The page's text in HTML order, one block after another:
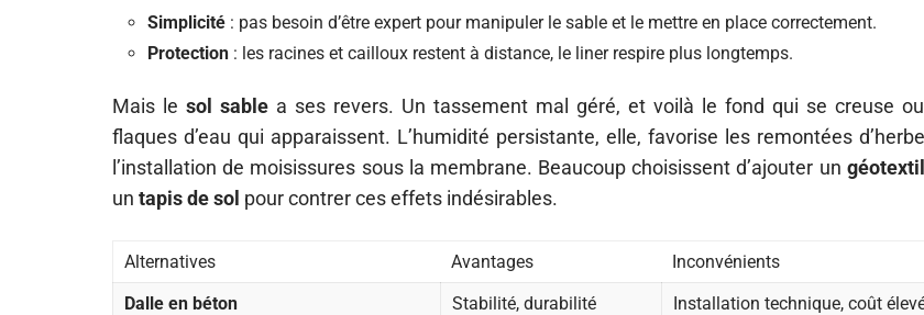
Simplicité : pas besoin d’être expert pour manipuler le sable et le mettre en place correctement.
Protection : les racines et cailloux restent à distance, le liner respire plus longtemps.
Mais le sol sable a ses revers. Un tassement mal géré, et voilà le fond qui se creuse
flaques d’eau qui apparaissent. L’humidité persistante, elle, favorise les remontées
l’installation de moisissures sous la membrane. Beaucoup choisissent d’ajouter un
un tapis de sol pour contrer ces effets indésirables.
Alternatives Avantages
Inconvénients
Dalle en béton
Stabilité, durabilité
Installation technique, coût